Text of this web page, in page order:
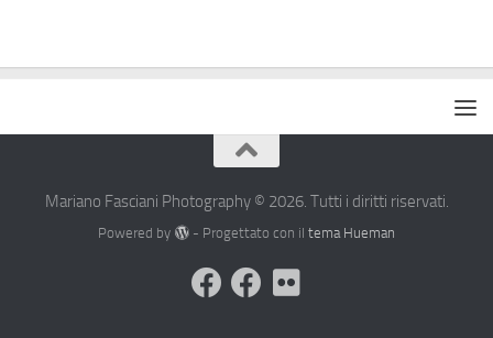
Mariano Fasciani Photography © 2026. Tutti i diritti riservati.
Powered by - Progettato con il tema Hueman